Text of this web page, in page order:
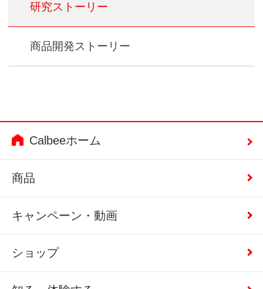
研究ストーリー
商品開発ストーリー
Calbeeホーム
商品
キャンペーン・動画
ショップ